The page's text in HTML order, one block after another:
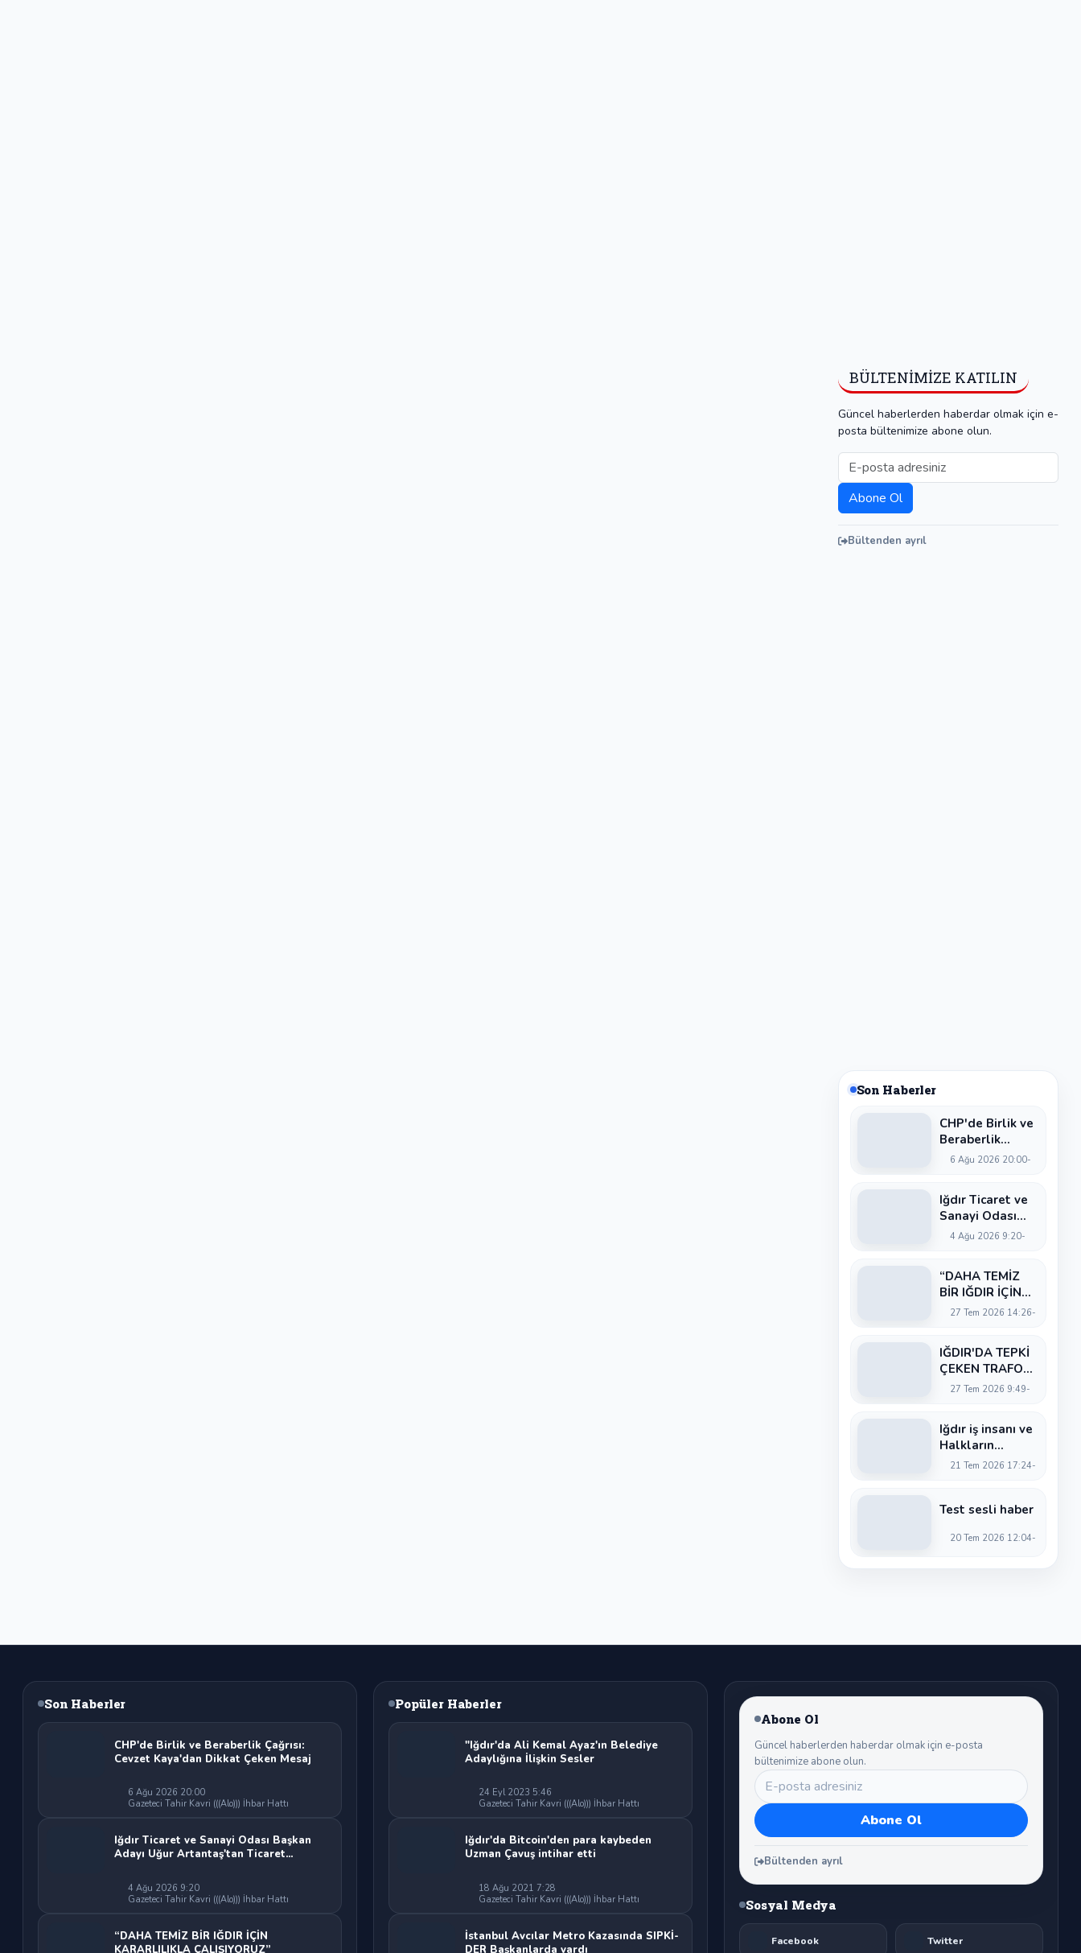
BÜLTENIMIZE KATILIN
Güncel haberlerden haberdar olmak için e-
posta bültenimize abone olun.
Bültenden ayrıl
Son Haberler
CHP'de Birlik ve
Beraberlik
Çağrısı: Cevzet
6 Ağu 2026 20:00
Iğdır Ticaret ve
Sanayi Odası
Başkan Adayı
Ticaret Odası'na
Sert Eleştiri:
"Nakliyeci
Bırakılamaz"
4 Ağu 2026 9:20
“DAHA TEMİZ
BİR IĞDIR İÇİN
KARARLILIKLA
27 Tem 2026 14:26
IĞDIR'DA TEPKİ
ÇEKEN TRAFO
KARARI: PARK
OKUL ÖNÜNDE
KAZA RİSKİ
İDDİASI VE IĞDIR
27 Tem 2026 9:49
Iğdır iş insanı ve
Halkların
Demokratik
Üyesi Serhat
Tanıtım
birlik ve
21 Tem 2026 17:24
Test sesli haber
20 Tem 2026 12:04
Son Haberler
CHP'de Birlik ve Beraberlik Çağrısı:
Cevzet Kaya'dan Dikkat Çeken Mesaj
6 Ağu 2026 20:00
Gazeteci Tahir Kavri (((Alo))) İhbar Hattı
Iğdır Ticaret ve Sanayi Odası Başkan
Adayı Uğur Artantaş'tan Ticaret
Sahipsiz Bırakılamaz"
4 Ağu 2026 9:20
Gazeteci Tahir Kavri (((Alo))) İhbar Hattı
“DAHA TEMİZ BİR IĞDIR İÇİN
KARARLILIKLA ÇALIŞIYORUZ”
Popüler Haberler
"Iğdır'da Ali Kemal Ayaz'ın Belediye
Adaylığına İlişkin Sesler
24 Eyl 2023 5:46
Gazeteci Tahir Kavri (((Alo))) İhbar Hattı
Iğdır'da Bitcoin'den para kaybeden
Uzman Çavuş intihar etti
18 Ağu 2021 7:28
Gazeteci Tahir Kavri (((Alo))) İhbar Hattı
İstanbul Avcılar Metro Kazasında SIPKİ-
DER Başkanlarda vardı
Abone Ol
Güncel haberlerden haberdar olmak için e-posta
bültenimize abone olun.
Bültenden ayrıl
Sosyal Medya
Facebook Twitter